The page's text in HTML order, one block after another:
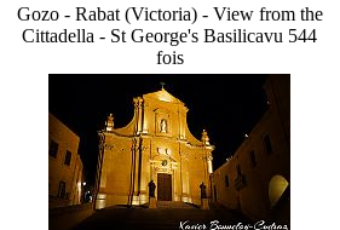
Gozo - Rabat (Victoria) - View from the
Cittadella - St George's Basilicavu 544
fois